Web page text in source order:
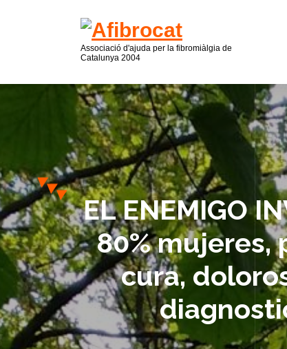
Associació d'ajuda per la fibromiàlgia de
Catalunya 2004
EL ENEMIGO
80%
cura,